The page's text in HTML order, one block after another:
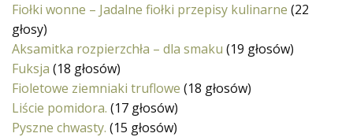
Fiołki wonne – Jadalne fiołki przepisy kulinarne (22
głosy)
Aksamitka rozpierzchła – dla smaku (19 głosów)
Fuksja (18 głosów)
Fioletowe ziemniaki truflowe (18 głosów)
Liście pomidora. (17 głosów)
Pyszne chwasty. (15 głosów)